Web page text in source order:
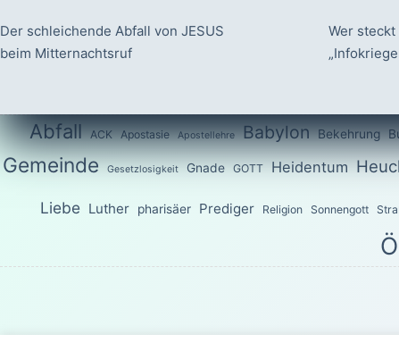
Der schleichende Abfall von JESUS
beim Mitternachtsruf
Wer
Abfall ACK Apostasie Apostellehre Babylon Bekehrung
Gemeinde Gesetzlosigkeit Gnade GOTT Heidentum
Liebe Luther pharisäer Prediger Religion Sonnengott